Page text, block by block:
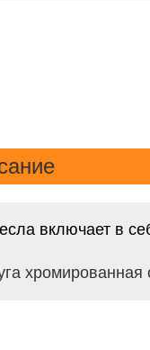
включает в
хромированная